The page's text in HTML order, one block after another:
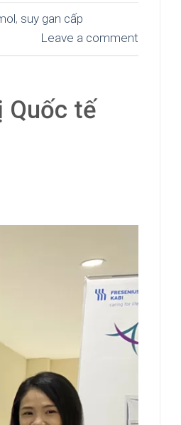
, suy gan cấp
Leave a comment
Quốc tế